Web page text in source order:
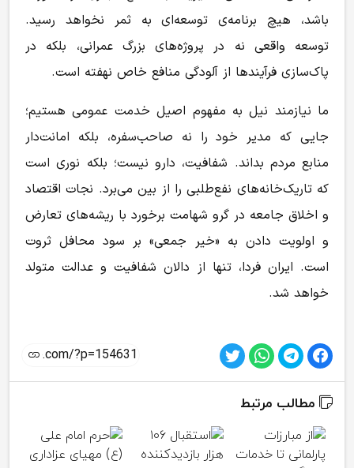
باشد، هیچ برنامه‌ی توسعه‌ای به ثمر نخواهد رسید.
توسعه واقعی نه در پروژه‌های بزرگ عمرانی، بلکه در
پاک‌سازی فرآیندها از آلودگی منافع خاص نهفته است.
ما نیازمند نیل به مفهوم اصیل خدمت عمومی هستیم؛
جایی که مدیر خود را نه صاحب‌سفره، بلکه امانت‌دار
منابع مردم بداند. شفافیت، دارو نیست؛ بلکه نوری است
که تاریک‌خانه‌های نفع‌طلبی را از بین می‌برد. نجات اقتصاد
و اخلاق جامعه در گرو شهامت برخورد با ریشه‌های تعارض
و اولویت دادن به «خیر جمعی» بر سود محافل ثروت
است. ایران فردا، تنها از دالان شفافیت و عدالت متولد
خواهد شد.
مطالب مرتبط